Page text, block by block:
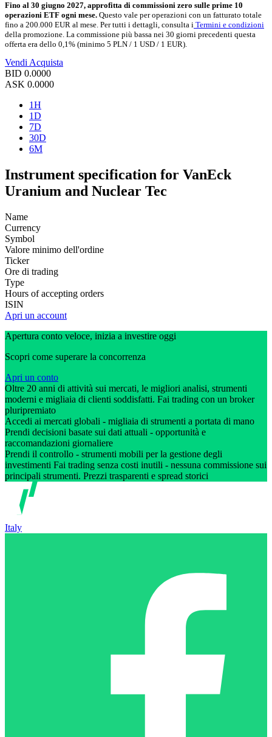
Fino al 30 giugno 2027, approfitta di commissioni zero sulle prime 10
operazioni ETF ogni mese. Questo vale per operazioni con un fatturato totale
fino a 200.000 EUR al mese. Per tutti i dettagli, consulta i Termini e condizioni
della promozione. La commissione più bassa nei 30 giorni precedenti questa
offerta era dello 0,1% (minimo 5 PLN / 1 USD / 1 EUR).
Vendi Acquista
BID 0.0000
ASK 0.0000
1H
1D
7D
30D
6M
Instrument specification for VanEck
Uranium and Nuclear Tec
Name
Currency
Symbol
Valore minimo dell'ordine
Ticker
Ore di trading
Type
Hours of accepting orders
ISIN
Apri un account
Apertura conto veloce, inizia a investire oggi
Scopri come superare la concorrenza
Apri un conto
Oltre 20 anni di attività sui mercati, le migliori analisi, strumenti
moderni e migliaia di clienti soddisfatti. Fai trading con un broker
pluripremiato
Accedi ai mercati globali - migliaia di strumenti a portata di mano
Prendi decisioni basate sui dati attuali - opportunità e
raccomandazioni giornaliere
Prendi il controllo - strumenti mobili per la gestione degli
investimenti Fai trading senza costi inutili - nessuna commissione sui
principali strumenti. Prezzi trasparenti e spread storici
Italy